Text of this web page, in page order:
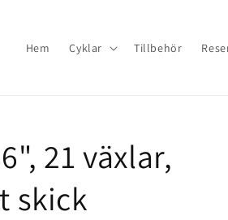
Hem Cyklar Tillbehör
21 växlar,
skick